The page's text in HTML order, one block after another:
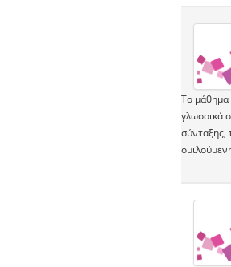
Το μάθημα
γλωσσικά
σύνταξης,